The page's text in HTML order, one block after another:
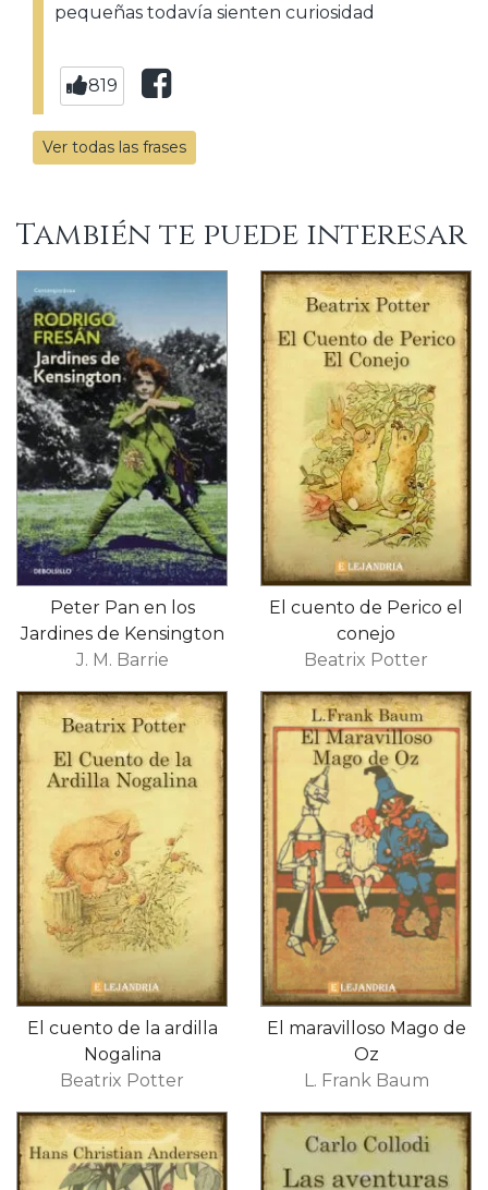
pequeñas todavía sienten curiosidad
819
Ver todas las frases
También te puede interesar
Peter Pan en los
Jardines de Kensington
J. M. Barrie
El cuento de Perico el
conejo
Beatrix Potter
El cuento de la ardilla
Nogalina
Beatrix Potter
El maravilloso Mago de
Oz
L. Frank Baum